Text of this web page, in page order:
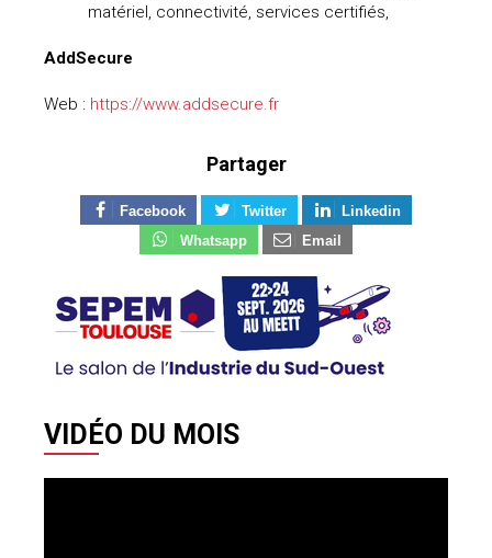
matériel, connectivité, services certifiés,
AddSecure
Web : https://www.addsecure.fr
Partager
Facebook Twitter
Linkedin
Whatsapp
Email
VIDÉO DU MOIS